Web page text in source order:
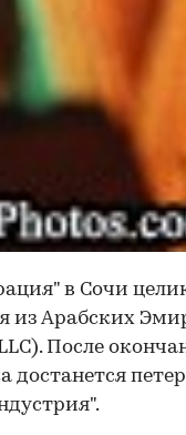
в Сочи
из Арабских
После
достанется